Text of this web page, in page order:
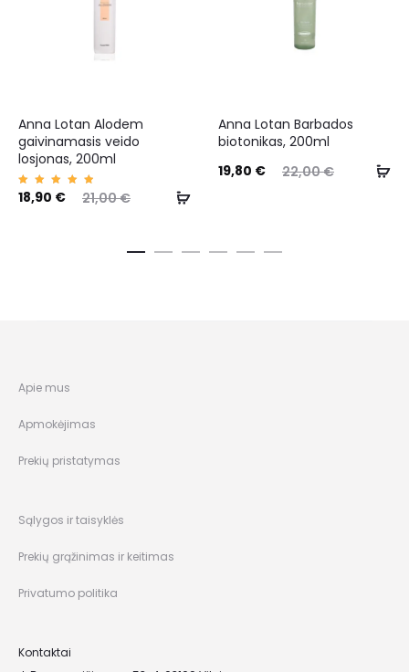
Anna Lotan Alodem
gaivinamasis veido
losjonas, 200ml
Įvertin
imas:
21,00€
18,90 €
Anna Lotan Barbados
biotonikas, 200ml
22,00€
19,80 €
Apie mus
Apmokėjimas
Prekių pristatymas
Sąlygos ir taisyklės
Prekių grąžinimas ir keitimas
Privatumo politika
Kontaktai